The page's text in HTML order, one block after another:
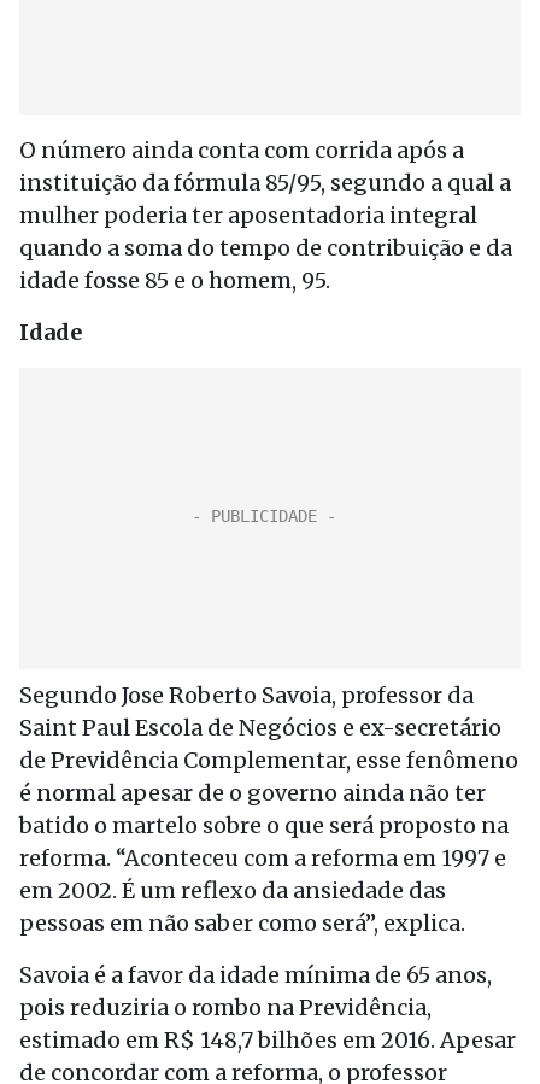
O número ainda conta com corrida após a
instituição da fórmula 85/95, segundo a qual a
mulher poderia ter aposentadoria integral
quando a soma do tempo de contribuição e da
idade fosse 85 e o homem, 95.
Idade
Segundo Jose Roberto Savoia, professor da
Saint Paul Escola de Negócios e ex-secretário
de Previdência Complementar, esse fenômeno
é normal apesar de o governo ainda não ter
batido o martelo sobre o que será proposto na
reforma. “Aconteceu com a reforma em 1997 e
em 2002. É um reflexo da ansiedade das
pessoas em não saber como será”, explica.
Savoia é a favor da idade mínima de 65 anos,
pois reduziria o rombo na Previdência,
estimado em R$ 148,7 bilhões em 2016. Apesar
de concordar com a reforma, o professor